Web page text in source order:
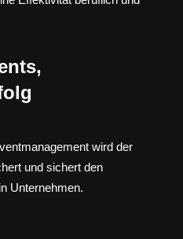
wird der
und sichert den
Unternehmen.